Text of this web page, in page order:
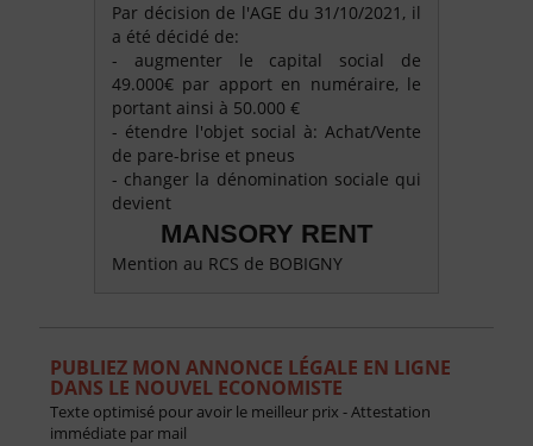
Par décision de l'AGE du 31/10/2021, il
a été décidé de:
- augmenter le capital social de
49.000€ par apport en numéraire, le
portant ainsi à 50.000 €
- étendre l'objet social à: Achat/Vente
de pare-brise et pneus
- changer la dénomination sociale qui
devient
MANSORY RENT
Mention au RCS de BOBIGNY
PUBLIEZ MON ANNONCE LÉGALE EN LIGNE
DANS LE NOUVEL ECONOMISTE
Texte optimisé pour avoir le meilleur prix - Attestation
immédiate par mail